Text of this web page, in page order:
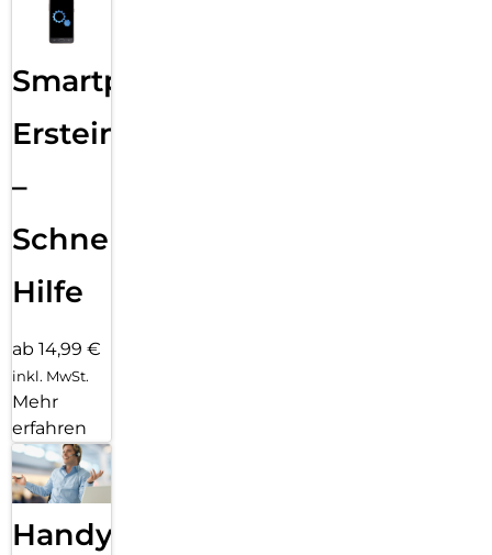
Smartphone
Ersteinrichtung
–
Schnelle
Hilfe
ab 14,99 €
inkl. MwSt.
Mehr
erfahren
Handy